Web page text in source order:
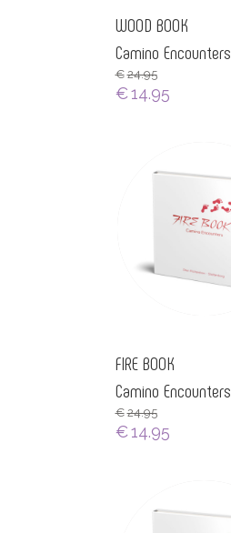
WOOD BOOK
Camino Encounters
€ 24.95
€14.95
FIRE BOOK
Camino Encounters
€ 24.95
€14.95